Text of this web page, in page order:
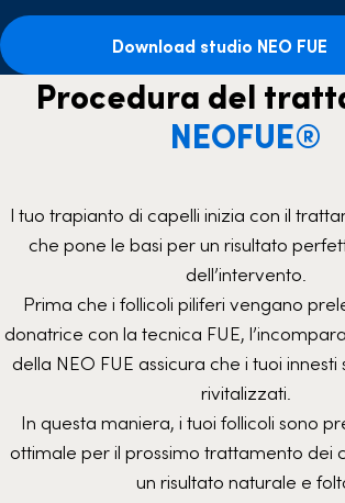
Download studio NEO FUE
Procedura del
NEOFUE®
l tuo trapianto di capelli inizia con il
che pone le basi per un risultato
dell’intervento.
Prima che i follicoli piliferi vengano
donatrice con la tecnica FUE,
della NEO FUE assicura che i tuoi
rivitalizzati.
In questa maniera, i tuoi follicoli sono
ottimale per il prossimo trattamento dei
un risultato naturale e